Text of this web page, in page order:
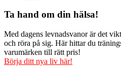
Ta hand om din hälsa!
Med dagens levnadsvanor är det
och röra på sig. Här hittar du
varumärken till rätt pris!
Börja ditt nya liv här!